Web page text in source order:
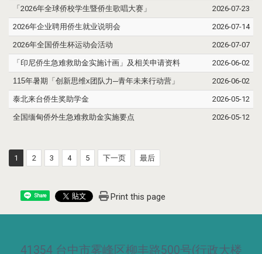
「2026年全球侨校学生暨侨生歌唱大赛」 2026-07-23
2026年企业聘用侨生就业说明会 2026-07-14
2026年全国侨生杯运动会活动 2026-07-07
「印尼侨生急难救助金实施计画」及相关申请资料 2026-06-02
115年暑期「创新思维x 团队力─青年未来行动营」 2026-06-02
泰北来台侨生奖助学金 2026-05-12
全国缅甸侨外生急难救助金实施要点 2026-05-12
1 2 3 4 5 下一页 最后
Share Print this page
41354 台中市雾峰区柳丰路500号(行政大楼